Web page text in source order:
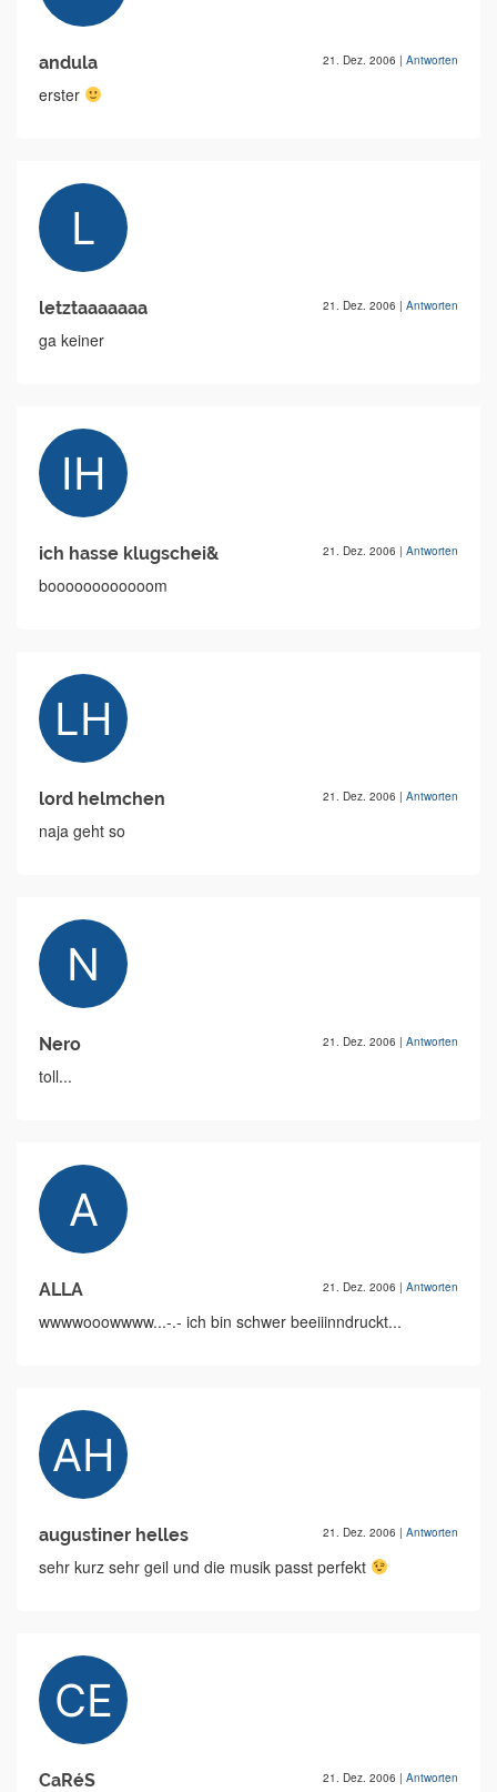
andula 21. Dez. 2006 | Antworten
erster
letztaaaaaaa 21. Dez. 2006 | Antworten
ga keiner
ich hasse klugschei& 21. Dez. 2006 | Antworten
boooooooooooom
lord helmchen 21. Dez. 2006 | Antworten
naja geht so
Nero 21. Dez. 2006 | Antworten
toll...
ALLA 21. Dez. 2006 | Antworten
wwwwooowwww...-.- ich bin schwer beeiiinndruckt...
augustiner helles 21. Dez. 2006 | Antworten
sehr kurz sehr geil und die musik passt perfekt
CaRéS 21. Dez. 2006 | Antworten